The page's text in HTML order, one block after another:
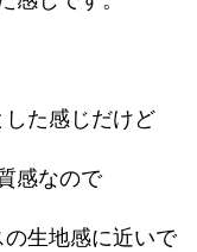
た感じだけど
感なので
生地感に近いで